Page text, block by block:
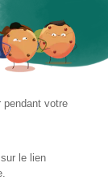
pendant votre
le lien